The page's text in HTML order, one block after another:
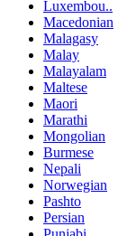
Luxembou..
Macedonian
Malagasy
Malay
Malayalam
Maltese
Maori
Marathi
Mongolian
Burmese
Nepali
Norwegian
Pashto
Persian